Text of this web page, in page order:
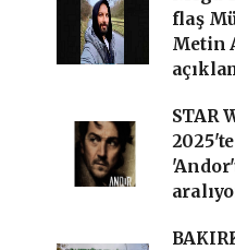
flaş
Metin
STAR